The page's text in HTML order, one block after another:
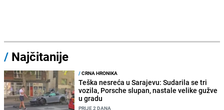
/ Najčitanije
/CRNA HRONIKA
Teška nesreća u Sarajevu: Sudarila se tri
vozila, Porsche slupan, nastale velike gužve
u gradu
PRIJE 2 DANA